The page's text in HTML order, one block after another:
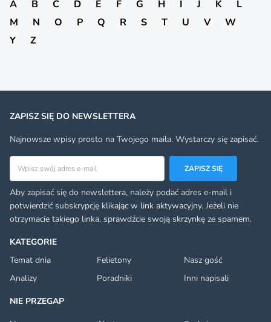
A B C D E F G H I J K
L
M
N O P Q R S T U V
W
Y
Z
KATEGORIE
Temat dnia
Felietony
Nasz gość
Analizy
Poradniki
Inni napisali
NIE PRZEGAP
ZAPISZ SIĘ DO NEWSLETTERA
Najnowsze wpisy prosto na Twojego maila. Wystarczy się zapisać.
ZAPISZ SIĘ
Aby zapisać się do newslettera, należy podać adres e-mail i
potwierdzić subskrypcję klikając w link aktywacyjny. Jeżeli nie
otrzymacie takiego linka, sprawdźcie swoją skrzynkę ze spamem.